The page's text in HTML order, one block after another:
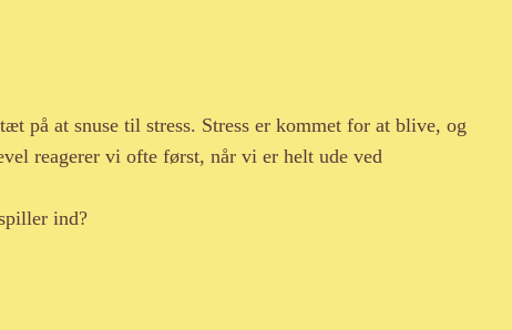
på at snuse til stress. Stress er kommet for at blive, og
reagerer vi ofte først, når vi er helt ude ved
ind?